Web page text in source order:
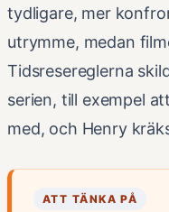
tydligare, mer
utrymme, medan
Tidsresereglerna
serien, till exempel
med, och Henry
ATT TÄNKA PÅ